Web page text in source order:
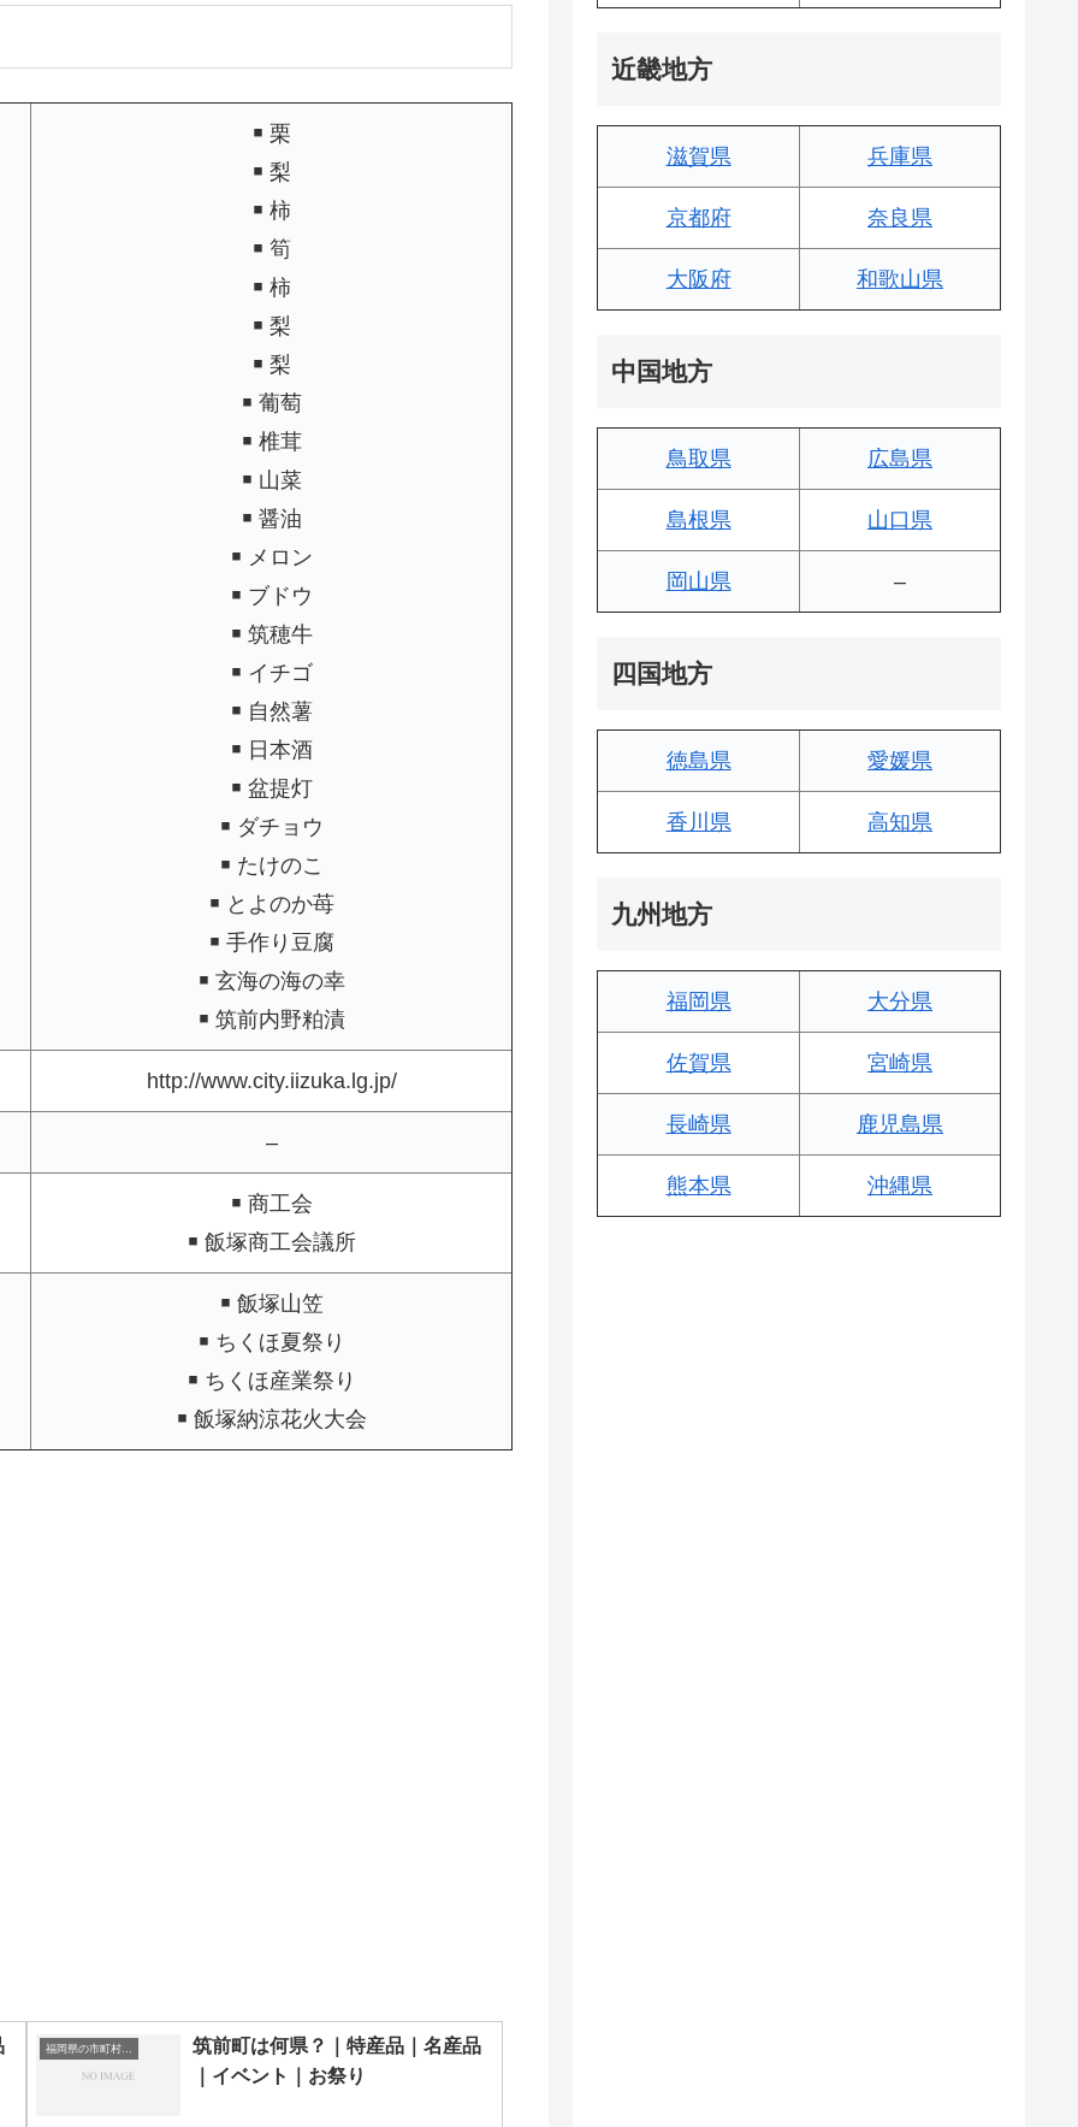
￭ 栗
￭ 梨
￭ 柿
￭ 筍
￭ 柿
￭ 梨
￭ 梨
￭ 葡萄
￭ 椎茸
￭ 山菜
￭ 醤油
￭ メロン
￭ ブドウ
￭ 筑穂牛
￭ イチゴ
￭ 自然薯
￭ 日本酒
￭ 盆提灯
￭ ダチョウ
￭ たけのこ
￭ とよのか苺
￭ 手作り豆腐
￭ 玄海の海の幸
￭ 筑前内野粕漬
http://www.city.iizuka.lg.jp/
–
￭ 商工会
￭ 飯塚商工会議所
￭ 飯塚山笠
￭ ちくほ夏祭り
￭ ちくほ産業祭り
￭ 飯塚納涼花火大会
福岡県の市町村一覧
筑前町は何県？｜特産品｜名産品
｜イベント｜お祭り
近畿地方
滋賀県 兵庫県
京都府 奈良県
大阪府 和歌山県
中国地方
鳥取県 広島県
島根県 山口県
岡山県 –
四国地方
徳島県 愛媛県
香川県 高知県
九州地方
福岡県 大分県
佐賀県 宮崎県
長崎県 鹿児島県
熊本県 沖縄県